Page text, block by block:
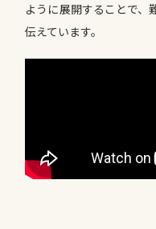
ように展開することで、
伝えています。